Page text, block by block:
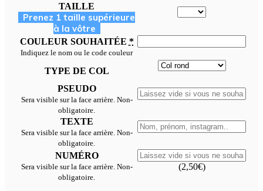
TAILLE
Prenez 1 taille supérieure
à la vôtre
COULEUR SOUHAITÉE *
Indiquez le nom ou le code couleur
TYPE DE COL
PSEUDO
Sera visible sur la face arrière. Non-
obligatoire.
TEXTE
Sera visible sur la face arrière. Non-
obligatoire.
NUMÉRO
Sera visible sur la face arrière. Non-
obligatoire.
(2,50€)